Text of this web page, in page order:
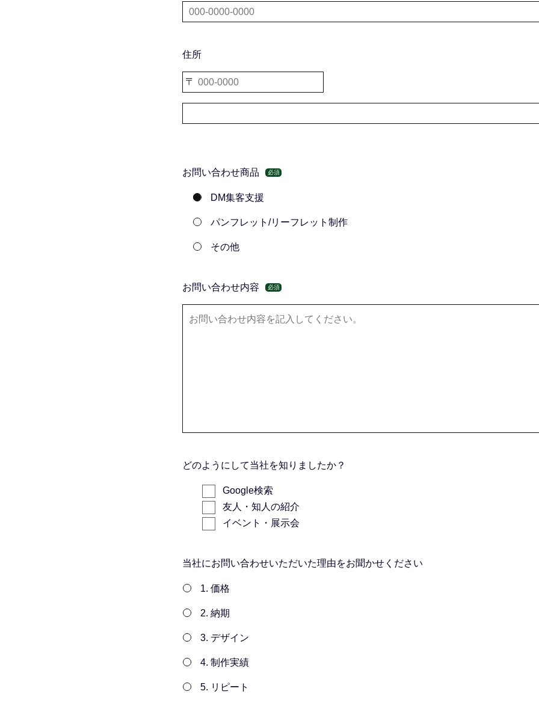
住所
お問い合わせ商品 必須
DM集客支援
パンフレット/リーフレット制作
その他
お問い合わせ内容 必須
どのようにして当社を知りましたか？
Google検索
友人・知人の紹介
イベント・展示会
当社にお問い合わせいただいた理由をお聞かせください
1. 価格
2. 納期
3. デザイン
4. 制作実績
5. リピート